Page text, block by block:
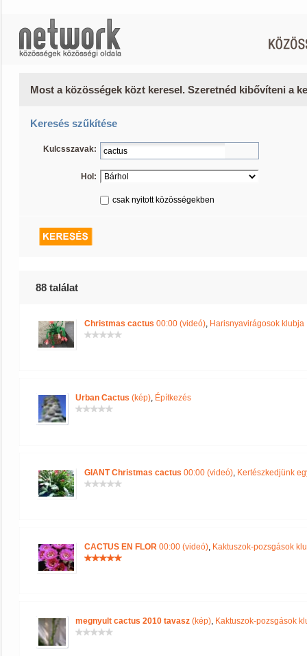
Most a közösségek közt keresel. Szeretnéd kibővíteni a
Keresés szűkítése
Kulcsszavak:
Hol:
csak nyitott közösségekben
88 találat
Christmas cactus 00:00 (videó), Harisnyavirágosok klubja
Urban Cactus (kép), Építkezés
GIANT Christmas cactus 00:00 (videó), Kertészkedjünk
CACTUS EN FLOR 00:00 (videó), Kaktuszok-pozsgások
megnyult cactus 2010 tavasz (kép), Kaktuszok-pozsgások